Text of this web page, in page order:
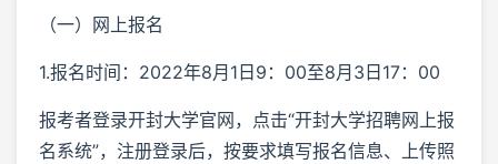
（一）网上报名
1.报名时间：2022年8月1日9：00至8月3日17：00
报考者登录开封大学官网，点击“开封大学招聘网上报
名系统”，注册登录后，按要求填写报名信息、上传照